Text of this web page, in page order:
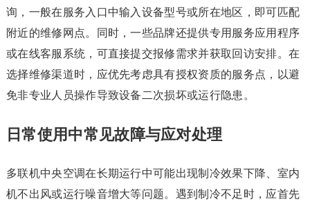
询，一般在服务入口中输入设备型号或所在地区，即可匹配
附近的维修网点。同时，一些品牌还提供专用服务应用程序
或在线客服系统，可直接提交报修需求并获取回访安排。在
选择维修渠道时，应优先考虑具有授权资质的服务点，以避
免非专业人员操作导致设备二次损坏或运行隐患。
日常使用中常见故障与应对处理
多联机中央空调在长期运行中可能出现制冷效果下降、室内
机不出风或运行噪音增大等问题。遇到制冷不足时，应首先